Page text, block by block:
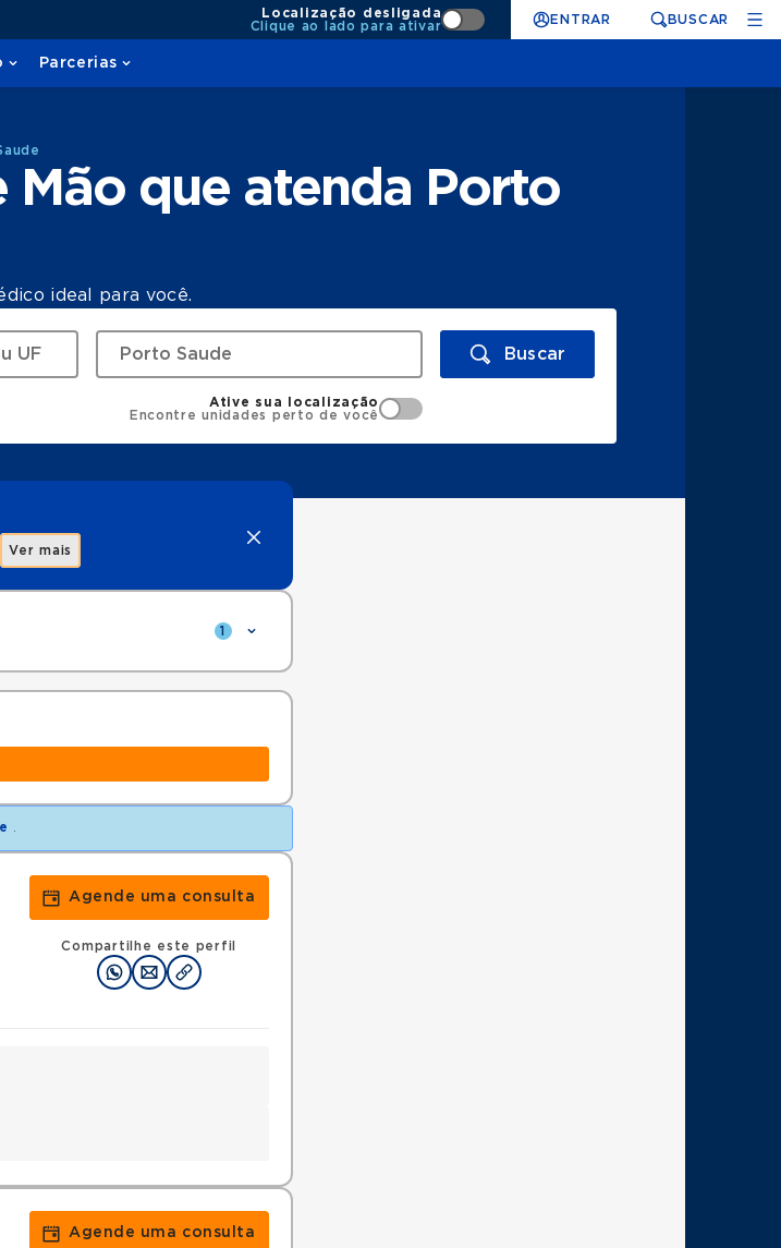
Localização desligada
Clique ao lado para ativar
ENTRAR BUSCAR
Parcerias
Mão que atenda Porto
ideal para você.
Buscar
Ative sua localização
Encontre unidades perto de você
Ver mais
1
Agende uma consulta
Compartilhe este perfil
Agende uma consulta